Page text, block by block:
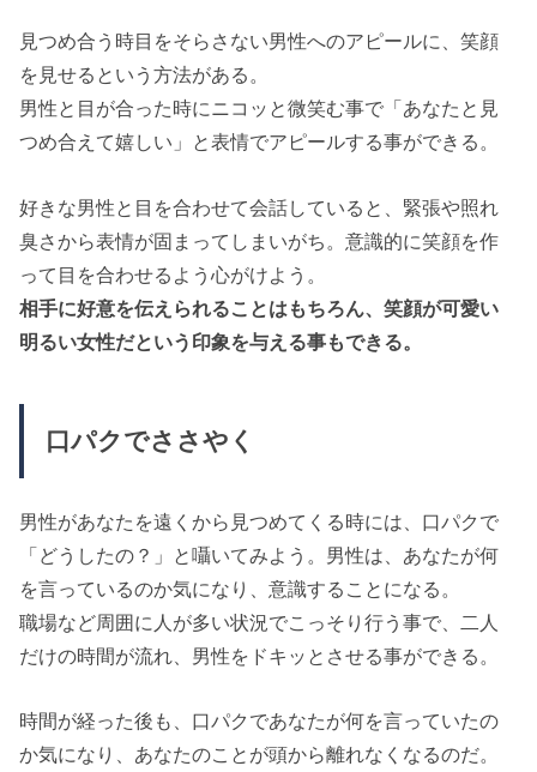
見つめ合う時目をそらさない男性へのアピールに、笑顔
を見せるという方法がある。
男性と目が合った時にニコッと微笑む事で「あなたと見
つめ合えて嬉しい」と表情でアピールする事ができる。
好きな男性と目を合わせて会話していると、緊張や照れ
臭さから表情が固まってしまいがち。意識的に笑顔を作
って目を合わせるよう心がけよう。
相手に好意を伝えられることはもちろん、笑顔が可愛い
明るい女性だという印象を与える事もできる。
口パクでささやく
男性があなたを遠くから見つめてくる時には、口パクで
「どうしたの？」と囁いてみよう。男性は、あなたが何
を言っているのか気になり、意識することになる。
職場など周囲に人が多い状況でこっそり行う事で、二人
だけの時間が流れ、男性をドキッとさせる事ができる。
時間が経った後も、口パクであなたが何を言っていたの
か気になり、あなたのことが頭から離れなくなるのだ。